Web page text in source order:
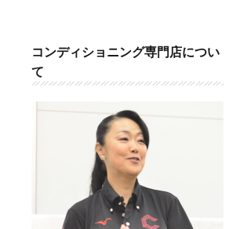
コンディショニング専門店につい
て